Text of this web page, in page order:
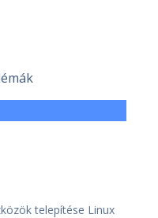
telepítése Linux